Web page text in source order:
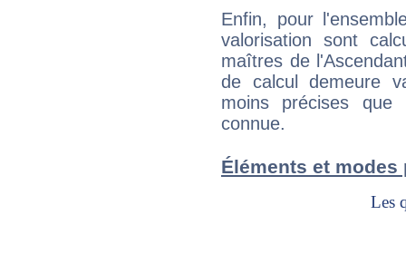
Enfin, pour
valorisation sont
maîtres de
de calcul demeure
moins précises que
connue.
Éléments et modes